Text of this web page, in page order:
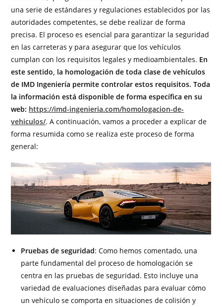
una serie de estándares y regulaciones establecidos por las
autoridades competentes, se debe realizar de forma
precisa. El proceso es esencial para garantizar la seguridad
en las carreteras y para asegurar que los vehículos
cumplan con los requisitos legales y medioambientales. En
este sentido, la homologación de toda clase de vehículos
de IMD Ingeniería permite controlar estos requisitos. Toda
la información está disponible de forma específica en su
web: https://imd-ingenieria.com/homologacion-de-
vehiculos/. A continuación, vamos a proceder a explicar de
forma resumida como se realiza este proceso de forma
general:
Pruebas de seguridad: Como hemos comentado, una
parte fundamental del proceso de homologación se
centra en las pruebas de seguridad. Esto incluye una
variedad de evaluaciones diseñadas para evaluar cómo
un vehículo se comporta en situaciones de colisión y